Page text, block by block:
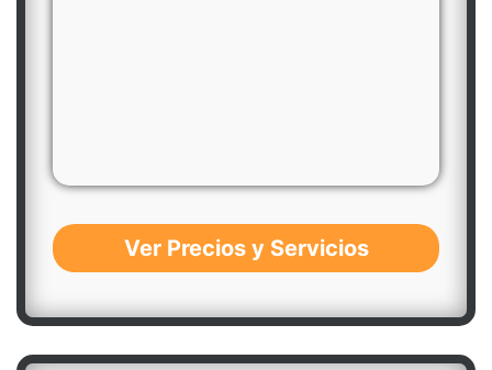
Ver Precios y Servicios